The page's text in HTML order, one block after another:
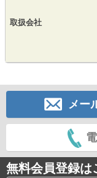
取扱会社
メー
無料会員登録は